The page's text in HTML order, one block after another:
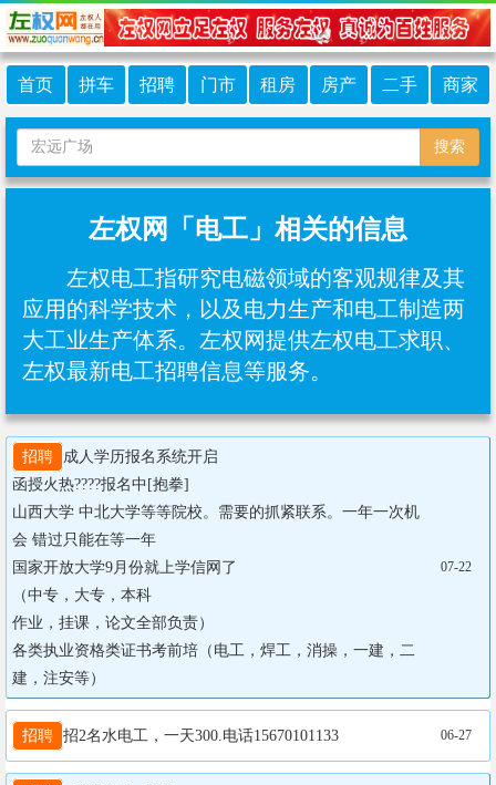
首页 拼车 招聘 门市 租房 房产 二手 商家
搜索
左权网「电工」相关的信息
左权电工指研究电磁领域的客观规律及其
应用的科学技术，以及电力生产和电工制造两
大工业生产体系。左权网提供左权电工求职、
左权最新电工招聘信息等服务。
招聘
成人学历报名系统开启
函授火热????报名中[抱拳]
山西大学 中北大学等等院校。需要的抓紧联系。一年一次机
会 错过只能在等一年
国家开放大学9月份就上学信网了
（中专，大专，本科
作业，挂课，论文全部负责）
各类执业资格类证书考前培（电工，焊工，消操，一建，二
建，注安等）
07-22
招聘 招2名水电工，一天300.电话15670101133 06-27